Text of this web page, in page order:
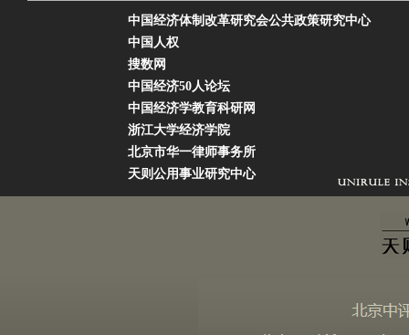
中国经济体制改革研究会公共政策研究中心
中国人权
搜数网
中国经济50人论坛
中国经济学教育科研网
浙江大学经济学院
北京市华一律师事务所
天则公用事业研究中心